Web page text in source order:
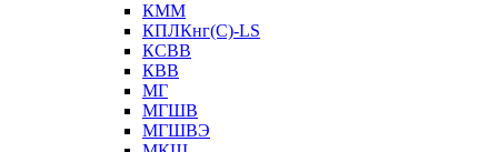
КММ
КПЛКнг(C)-LS
КСВВ
КВВ
МГ
МГШВ
МГШВЭ